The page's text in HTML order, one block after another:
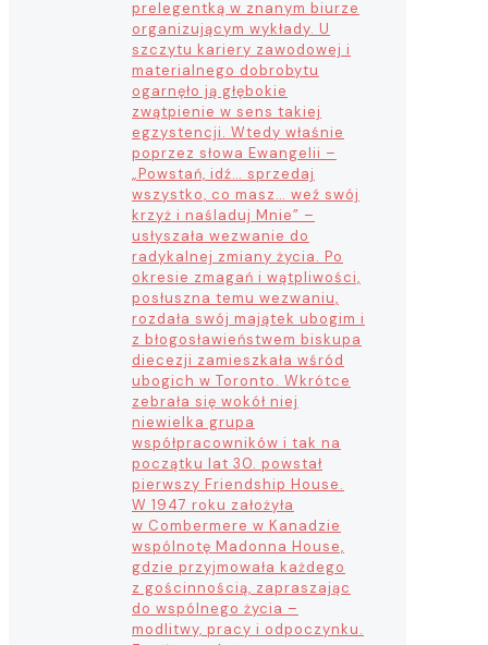
prelegentką w znanym biurze
organizującym wykłady. U
szczytu kariery zawodowej i
materialnego dobrobytu
ogarnęło ją głębokie
zwątpienie w sens takiej
egzystencji. Wtedy właśnie
poprzez słowa Ewangelii –
„Powstań, idź… sprzedaj
wszystko, co masz… weź swój
krzyż i naśladuj Mnie” –
usłyszała wezwanie do
radykalnej zmiany życia. Po
okresie zmagań i wątpliwości,
posłuszna temu wezwaniu,
rozdała swój majątek ubogim i
z błogosławieństwem biskupa
diecezji zamieszkała wśród
ubogich w Toronto. Wkrótce
zebrała się wokół niej
niewielka grupa
współpracowników i tak na
początku lat 30. powstał
pierwszy Friendship House.
W 1947 roku założyła
w Combermere w Kanadzie
wspólnotę Madonna House,
gdzie przyjmowała każdego
z gościnnością, zapraszając
do wspólnego życia –
modlitwy, pracy i odpoczynku.